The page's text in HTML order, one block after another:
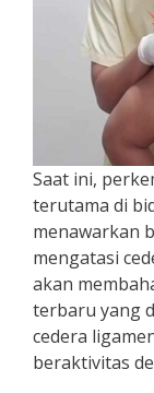
Saat ini,
terutama di
menawarkan
mengatasi
akan
terbaru yang
cedera
beraktivitas